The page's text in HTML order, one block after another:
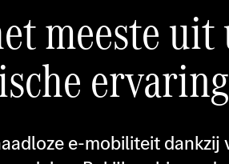
meeste uit
ervaring
e-mobiliteit dankzij